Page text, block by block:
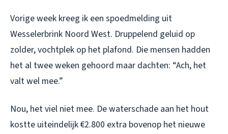
Vorige week kreeg ik een spoedmelding uit
Wesselerbrink Noord West. Druppelend geluid op
zolder, vochtplek op het plafond. Die mensen hadden
het al twee weken gehoord maar dachten: “Ach, het
valt wel mee.”
Nou, het viel niet mee. De waterschade aan het hout
kostte uiteindelijk €2.800 extra bovenop het nieuwe